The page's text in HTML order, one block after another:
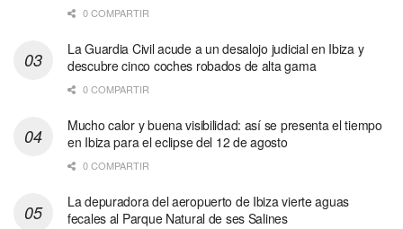
0 COMPARTIR
La Guardia Civil acude a un desalojo judicial en Ibiza y
descubre cinco coches robados de alta gama
0 COMPARTIR
Mucho calor y buena visibilidad: así se presenta el tiempo
en Ibiza para el eclipse del 12 de agosto
0 COMPARTIR
La depuradora del aeropuerto de Ibiza vierte aguas
fecales al Parque Natural de ses Salines